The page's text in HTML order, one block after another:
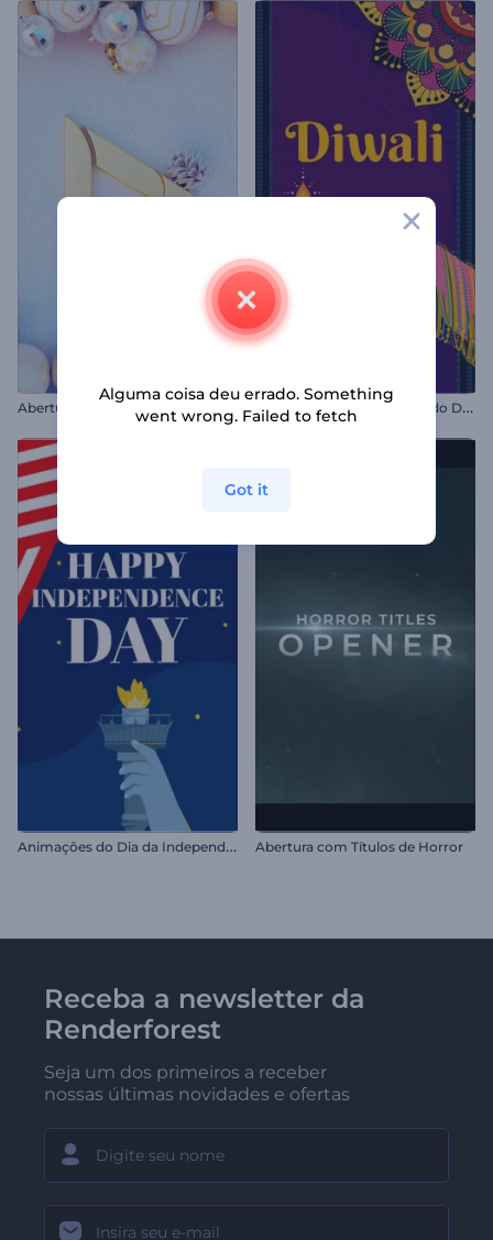
Abertura de Natal Abençoado A
nimações de Celebração do Diwali
A
nimações do Dia da Independência dos EUA Abertura com Títulos de Horror
Receba a newsletter da
Renderforest
Seja um dos primeiros a receber
nossas últimas novidades e ofertas
Alguma coisa deu errado. Something
went wrong. Failed to fetch
Got it